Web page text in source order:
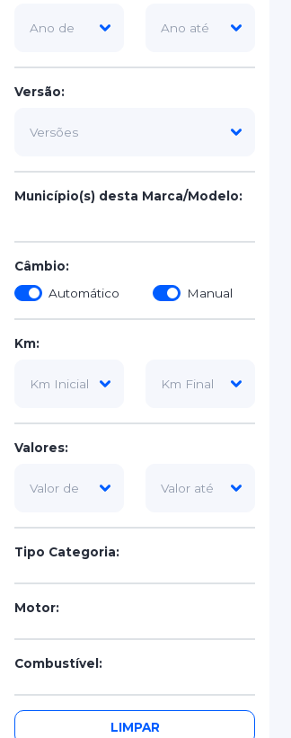
Versão:
Município(s) desta Marca/Modelo:
Câmbio:
Automático
Manual
Km:
Valores:
Tipo Categoria:
Motor:
Combustível:
Portas:
LIMPAR